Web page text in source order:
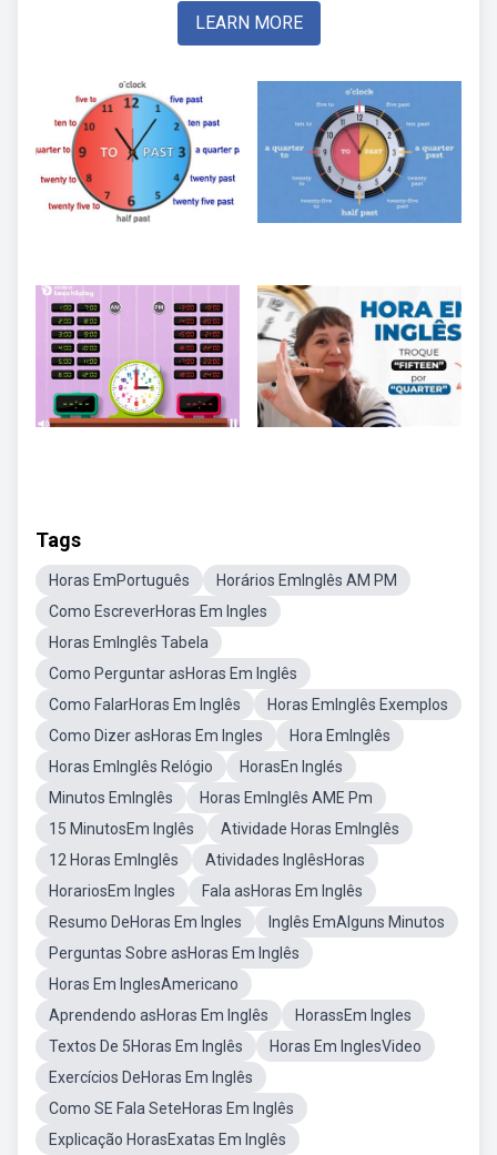
LEARN MORE
Tags
Horas EmPortuguês
Horários EmInglês AM PM
Como EscreverHoras Em Ingles
Horas EmInglês Tabela
Como Perguntar asHoras Em Inglês
Como FalarHoras Em Inglês
Horas EmInglês Exemplos
Como Dizer asHoras Em Ingles
Hora EmInglês
Horas EmInglês Relógio
HorasEn Inglés
Minutos EmInglês
Horas EmInglês AME Pm
15 MinutosEm Inglês
Atividade Horas EmInglês
12 Horas EmInglês
Atividades InglêsHoras
HorariosEm Ingles
Fala asHoras Em Inglês
Resumo DeHoras Em Ingles
Inglês EmAlguns Minutos
Perguntas Sobre asHoras Em Inglês
Horas Em InglesAmericano
Aprendendo asHoras Em Inglês
HorassEm Ingles
Textos De 5Horas Em Inglês
Horas Em InglesVideo
Exercícios DeHoras Em Inglês
Como SE Fala SeteHoras Em Inglês
Explicação HorasExatas Em Inglês